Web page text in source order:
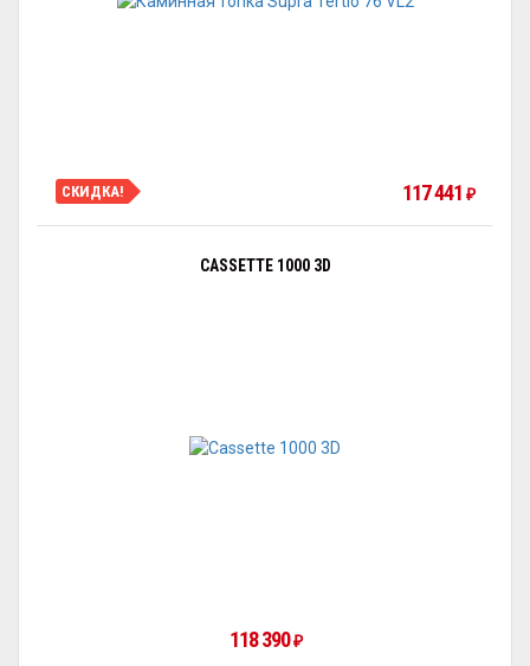
СКИДКА! 117 441 ₽
CASSETTE 1000 3D
118 390₽